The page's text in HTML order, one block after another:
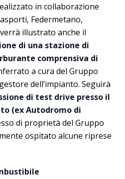
in collaborazione
Federmetano,
illustrato anche il
di una stazione di
comprensiva di
a cura del Gruppo
dell’impianto. Seguirà
di test drive presso il
(ex Autodromo di
di proprietà del Gruppo
ospitato alcune riprese